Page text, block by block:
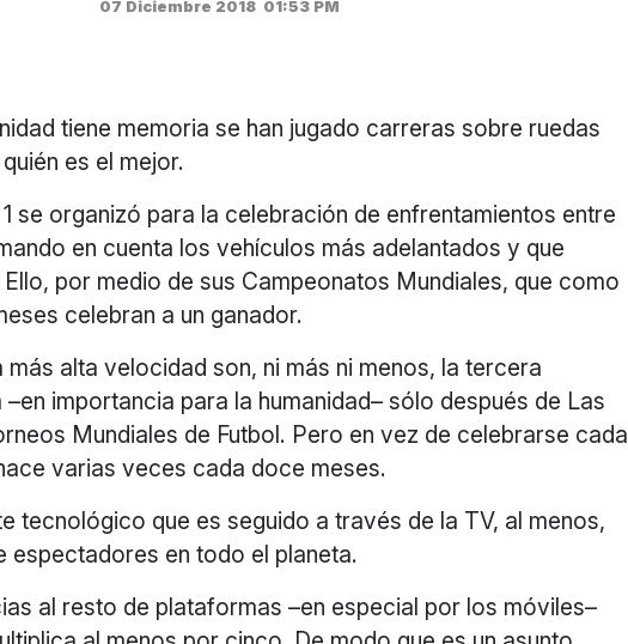
07 Diciembre 2018 01:53 PM
tiene memoria se han jugado carreras sobre ruedas
es el mejor.
1 se organizó para la celebración de enfrentamientos entre
en cuenta los vehículos más adelantados y que
por medio de sus Campeonatos Mundiales, que como
celebran a un ganador.
alta velocidad son, ni más ni menos, la tercera
importancia para la humanidad– sólo después de Las
Mundiales de Futbol. Pero en vez de celebrarse cada
varias veces cada doce meses.
tecnológico que es seguido a través de la TV, al menos,
espectadores en todo el planeta.
al resto de plataformas –en especial por los móviles–